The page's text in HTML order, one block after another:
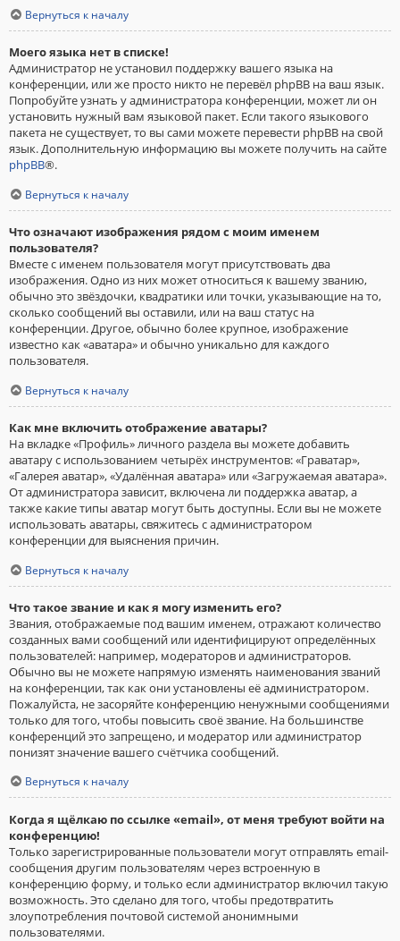
Вернуться к началу
Моего языка нет в списке!
Администратор не установил поддержку вашего языка на
конференции, или же просто никто не перевёл phpBB на ваш язык.
Попробуйте узнать у администратора конференции, может ли он
установить нужный вам языковой пакет. Если такого языкового
пакета не существует, то вы сами можете перевести phpBB на свой
язык. Дополнительную информацию вы можете получить на сайте
phpBB®.
Вернуться к началу
Что означают изображения рядом с моим именем
пользователя?
Вместе с именем пользователя могут присутствовать два
изображения. Одно из них может относиться к вашему званию,
обычно это звёздочки, квадратики или точки, указывающие на то,
сколько сообщений вы оставили, или на ваш статус на
конференции. Другое, обычно более крупное, изображение
известно как «аватара» и обычно уникально для каждого
пользователя.
Вернуться к началу
Как мне включить отображение аватары?
На вкладке «Профиль» личного раздела вы можете добавить
аватару с использованием четырёх инструментов: «Граватар»,
«Галерея аватар», «Удалённая аватара» или «Загружаемая аватара».
От администратора зависит, включена ли поддержка аватар, а
также какие типы аватар могут быть доступны. Если вы не можете
использовать аватары, свяжитесь с администратором
конференции для выяснения причин.
Вернуться к началу
Что такое звание и как я могу изменить его?
Звания, отображаемые под вашим именем, отражают количество
созданных вами сообщений или идентифицируют определённых
пользователей: например, модераторов и администраторов.
Обычно вы не можете напрямую изменять наименования званий
на конференции, так как они установлены её администратором.
Пожалуйста, не засоряйте конференцию ненужными сообщениями
только для того, чтобы повысить своё звание. На большинстве
конференций это запрещено, и модератор или администратор
понизят значение вашего счётчика сообщений.
Вернуться к началу
Когда я щёлкаю по ссылке «email», от меня требуют войти на
конференцию!
Только зарегистрированные пользователи могут отправлять email-
сообщения другим пользователям через встроенную в
конференцию форму, и только если администратор включил такую
возможность. Это сделано для того, чтобы предотвратить
злоупотребления почтовой системой анонимными
пользователями.